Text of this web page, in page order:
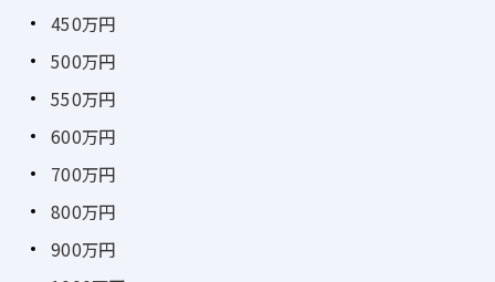
450万円
500万円
550万円
600万円
700万円
800万円
900万円